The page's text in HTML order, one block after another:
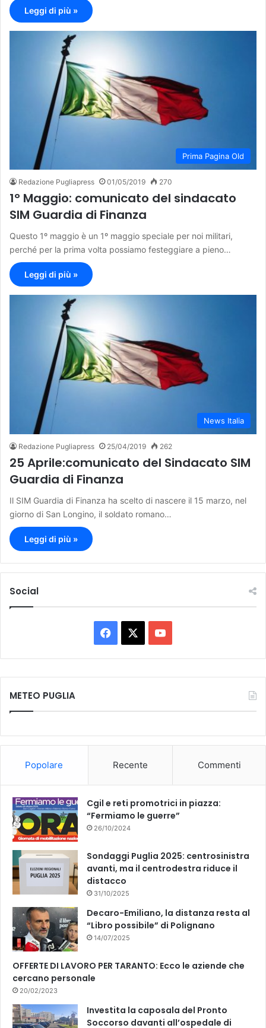
Leggi di più »
Prima Pagina Old
Redazione Pugliapress 01/05/2019 270
1° Maggio: comunicato del sindacato
SIM Guardia di Finanza
Questo 1º maggio è un 1º maggio speciale per noi militari,
perché per la prima volta possiamo festeggiare a pieno…
Leggi di più »
News Italia
Redazione Pugliapress 25/04/2019 262
25 Aprile:comunicato del Sindacato SIM
Guardia di Finanza
Il SIM Guardia di Finanza ha scelto di nascere il 15 marzo, nel
giorno di San Longino, il soldato romano…
Leggi di più »
Social
a
c
k
o
u
METEO PUGLIA
Popolare Recente Commenti
Cgil e reti promotrici in piazza:
“Fermiamo le guerre”
26/10/2024
Sondaggi Puglia 2025: centrosinistra
avanti, ma il centrodestra riduce il
distacco
31/10/2025
Decaro-Emiliano, la distanza resta al
“Libro possibile” di Polignano
14/07/2025
OFFERTE DI LAVORO PER TARANTO: Ecco le aziende che
cercano personale
20/02/2023
Investita la caposala del Pronto
Soccorso davanti all’ospedale di